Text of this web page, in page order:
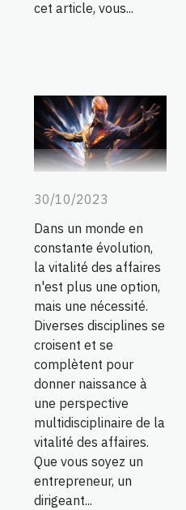
cet article, vous...
30/10/2023
Dans un monde en
constante évolution,
la vitalité des affaires
n'est plus une option,
mais une nécessité.
Diverses disciplines se
croisent et se
complètent pour
donner naissance à
une perspective
multidisciplinaire de la
vitalité des affaires.
Que vous soyez un
entrepreneur, un
dirigeant...